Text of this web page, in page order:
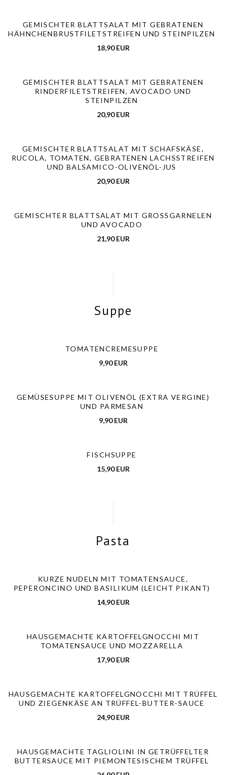
GEMISCHTER BLATTSALAT MIT GEBRATENEN
HÄHNCHENBRUSTFILETSTREIFEN UND STEINPILZEN
18,90 EUR
GEMISCHTER BLATTSALAT MIT GEBRATENEN
RINDERFILETSTREIFEN, AVOCADO UND
STEINPILZEN
20,90 EUR
GEMISCHTER BLATTSALAT MIT SCHAFSKÄSE,
RUCOLA, TOMATEN, GEBRATENEN LACHSSTREIFEN
UND BALSAMICO-OLIVENÖL-JUS
20,90 EUR
GEMISCHTER BLATTSALAT MIT GROSSGARNELEN U
ND AVOCADO
21,90 EUR
Suppe
TOMATENCREMESUPPE
9,90 EUR
GEMÜSESUPPE MIT OLIVENÖL (EXTRA VERGINE)
UND PARMESAN
9,90 EUR
FISCHSUPPE
15,90 EUR
Pasta
KURZE NUDELN MIT TOMATENSAUCE,
PEPERONCINO UND BASILIKUM (LEICHT PIKANT)
14,90 EUR
HAUSGEMACHTE KARTOFFELGNOCCHI MIT
TOMATENSAUCE UND MOZZARELLA
17,90 EUR
HAUSGEMACHTE KARTOFFELGNOCCHI MIT TRÜFFEL
UND ZIEGENKÄSE AN TRÜFFEL-BUTTER-SAUCE
24,90 EUR
HAUSGEMACHTE TAGLIOLINI IN GETRÜFFELTER
BUTTERSAUCE MIT PIEMONTESISCHEM TRÜFFEL